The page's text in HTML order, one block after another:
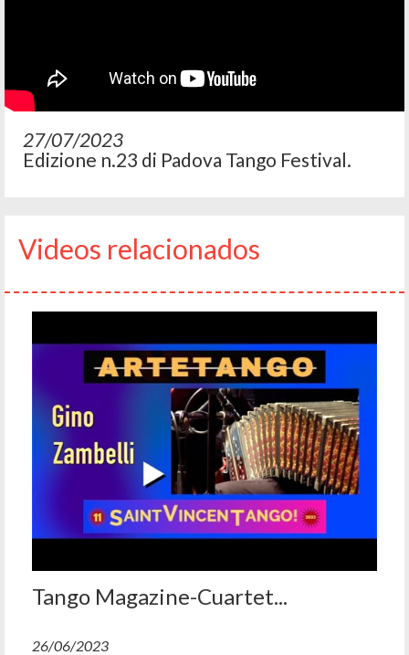
27/07/2023
Edizione n.23 di Padova Tango Festival.
Videos relacionados
Tango Magazine-Cuartet...
26/06/2023